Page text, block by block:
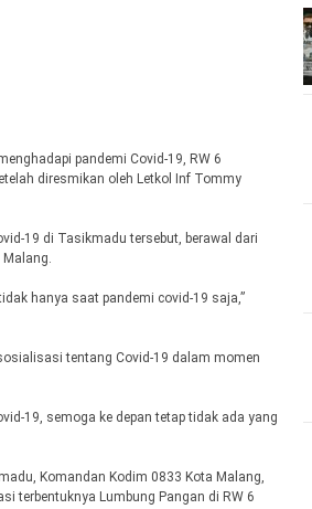
pandemi Covid-19, RW 6
diresmikan oleh Letkol Inf Tommy
19 di Tasikmadu tersebut, berawal dari
hanya saat pandemi covid-19 saja,”
tentang Covid-19 dalam momen
19, semoga ke depan tetap tidak ada yang
Komandan Kodim 0833 Kota Malang,
terbentuknya Lumbung Pangan di RW 6